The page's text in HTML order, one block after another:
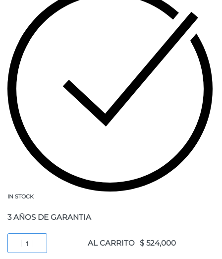
IN STOCK
3 AÑOS DE GARANTIA
AL CARRITO